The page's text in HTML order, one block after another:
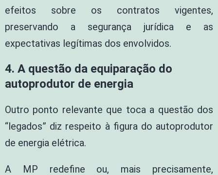
efeitos sobre os contratos vigentes,
preservando a segurança jurídica e as
expectativas legítimas dos envolvidos.
4. A questão da equiparação do
autoprodutor de energia
Outro ponto relevante que toca a questão dos
“legados” diz respeito à figura do autoprodutor
de energia elétrica.
A MP redefine ou, mais precisamente,